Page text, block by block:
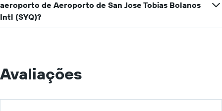
aeroporto de Aeroporto de San Jose Tobias Bolanos
Intl (SYQ)?
Avaliações